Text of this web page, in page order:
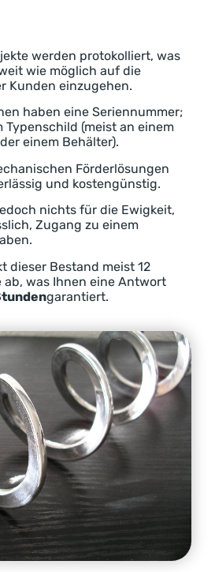
werden protokolliert, was
wie möglich auf die
Kunden einzugehen.
haben eine Seriennummer;
Typenschild (meist an einem
einem Behälter).
Förderlösungen
und kostengünstig.
nichts für die Ewigkeit,
Zugang zu einem
dieser Bestand meist 12
ab, was Ihnen eine Antwort
garantiert.